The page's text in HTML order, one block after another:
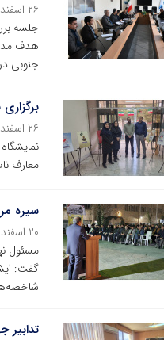
۲۶ اسفند ۱۴۰۴
جلسه
هدف
جنوبی
۲۶ اسفند ۱۴۰۴
معارف
سیره
۲۰ اسفند ۱۴۰۴
مسئول
گفت: